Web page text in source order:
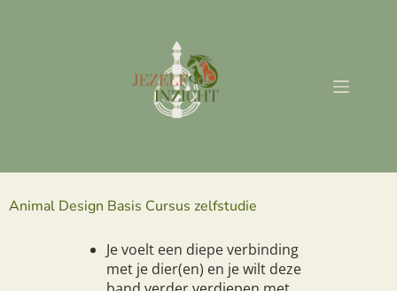
Animal Design Basis Cursus zelfstudie
Je voelt een diepe verbinding
met je dier(en) en je wilt deze